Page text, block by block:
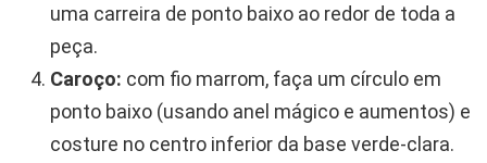
uma carreira de ponto baixo ao redor de toda a
peça.
Caroço: com fio marrom, faça um círculo em
ponto baixo (usando anel mágico e aumentos) e
costure no centro inferior da base verde-clara.